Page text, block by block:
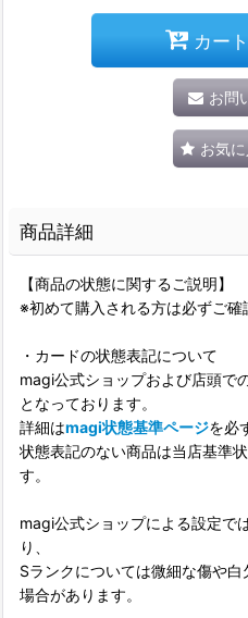
カー
お問
お気
商品詳細
【商品の状態に関するご説明】
※初めて購入される方は必ずご確
・カードの状態表記について
magi公式ショップおよび店頭で
となっております。
詳細はmagi状態基準ページを必
状態表記のない商品は当店基準
す。
magi公式ショップによる設定で
り、
Sランクについては微細な傷や
場合があります。